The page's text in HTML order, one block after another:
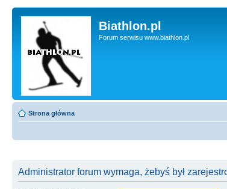
Biathlon.pl
Forum serwisu www.biathlon.pl
Strona główna
Administrator forum wymaga, żebyś był